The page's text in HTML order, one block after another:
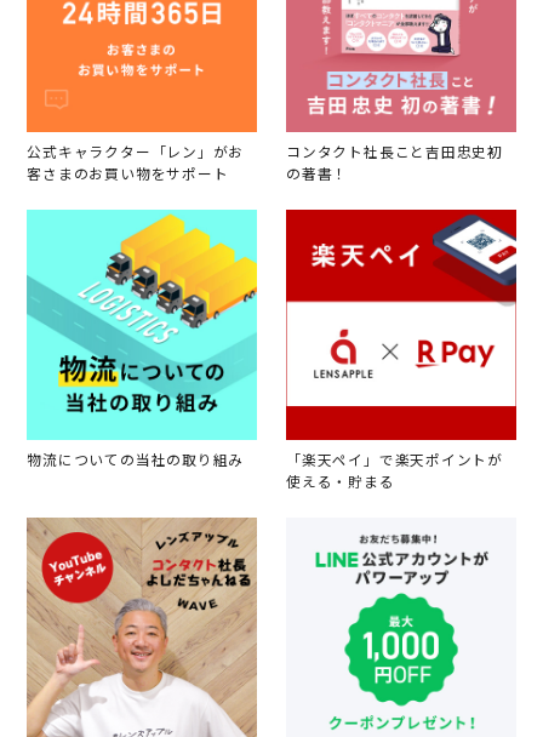
公式キャラクター「レン」がお
客さまのお買い物をサポート
コンタクト社長こと吉田忠史初
の著書！
物流についての当社の取り組み
「楽天ペイ」で楽天ポイントが
使える・貯まる